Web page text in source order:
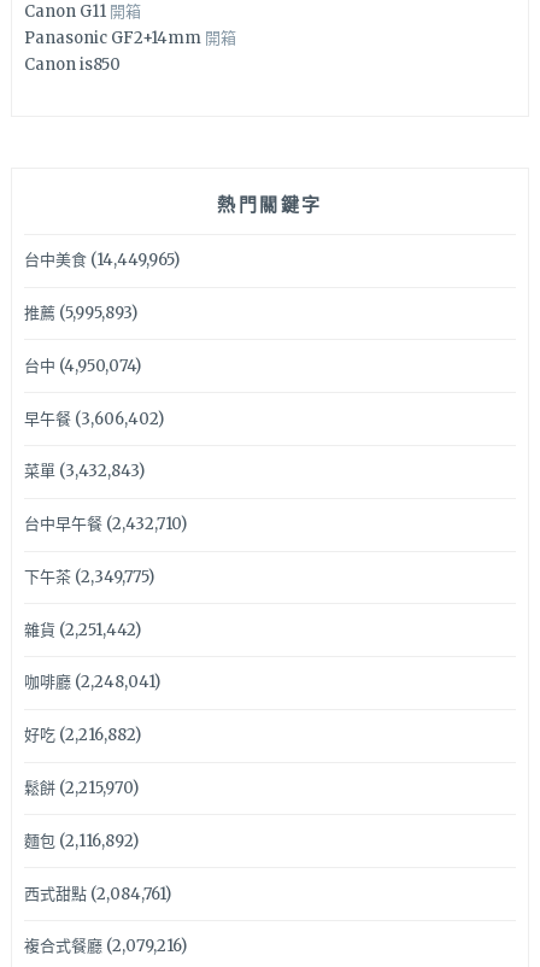
Canon G11 開箱
Panasonic GF2+14mm 開箱
Canon is850
熱門關鍵字
台中美食(14,449,965)
推薦(5,995,893)
台中 (4,950,074)
早午餐(3,606,402)
菜單(3,432,843)
台中早午餐(2,432,710)
下午茶(2,349,775)
雜貨 (2,251,442)
咖啡廳(2,248,041)
好吃(2,216,882)
鬆餅(2,215,970)
麵包(2,116,892)
西式甜點(2,084,761)
複合式餐廳(2,079,216)